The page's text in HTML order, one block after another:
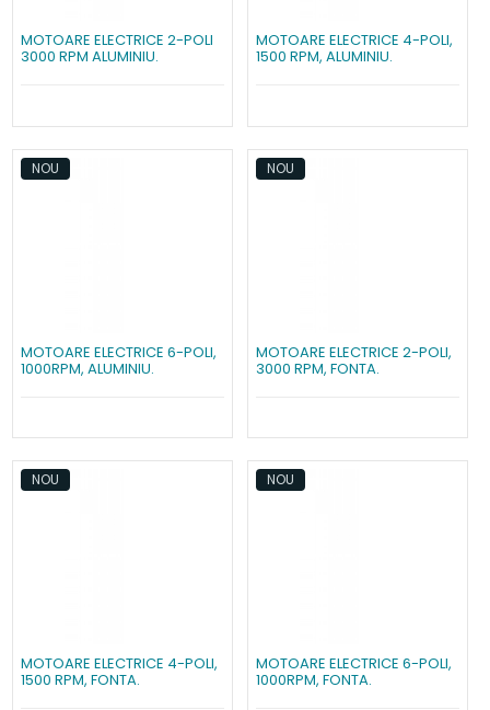
MOTOARE ELECTRICE 2-POLI
3000 RPM ALUMINIU.
MOTOARE ELECTRICE 4-POLI,
1500 RPM, ALUMINIU.
NOU
MOTOARE ELECTRICE 6-POLI,
1000RPM, ALUMINIU.
NOU
MOTOARE ELECTRICE 2-POLI,
3000 RPM, FONTA.
NOU
MOTOARE ELECTRICE 4-POLI,
1500 RPM, FONTA.
NOU
MOTOARE ELECTRICE 6-POLI,
1000RPM, FONTA.